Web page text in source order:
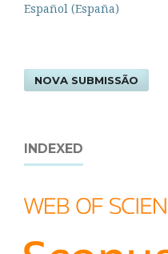
Español (España)
NOVA SUBMISSÃO
INDEXED